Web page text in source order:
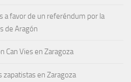
a favor de un referéndum por la
de Aragón
Can Vies en Zaragoza
zapatistas en Zaragoza